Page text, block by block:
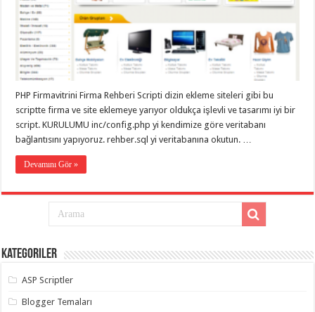
taşımacılık,
gaziantep
evden
taşımacılık,
gaziantep
evden
taşımacılık,
gaziantep
evden
taşımacılık,
gaziantep
evden
evden
gaziantep
eve
taşımacılık,
gaziantep
organizasyon
PHP Firmavitrini Firma Rehberi Scripti dizin ekleme siteleri gibi bu
scriptte firma ve site eklemeye yarıyor oldukça işlevli ve tasarımı iyi bir
script. KURULUMU inc/config.php yi kendimize göre veritabanı
bağlantısını yapıyoruz. rehber.sql yi veritabanına okutun. …
Devamını Gör »
Kategoriler
ASP Scriptler
Blogger Temaları